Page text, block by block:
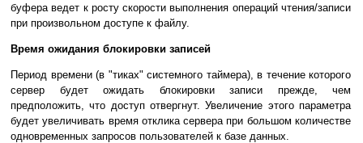
буфера ведет к росту скорости выполнения операций чтения/записи
при произвольном доступе к файлу.
Время ожидания блокировки записей
Период времени (в "тиках" системного таймера), в течение которого
сервер будет ожидать блокировки записи прежде, чем
предположить, что доступ отвергнут. Увеличение этого параметра
будет увеличивать время отклика сервера при большом количестве
одновременных запросов пользователей к базе данных.